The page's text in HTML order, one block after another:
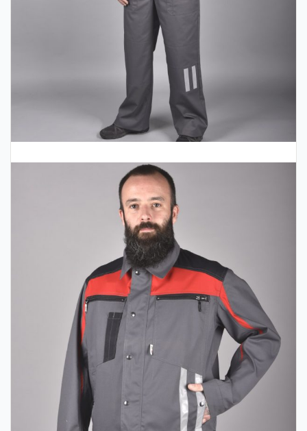
Stretch Line nohavice s náprsenkou